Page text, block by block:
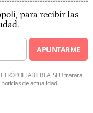
para recibir las
APUNTARME
ABIERTA, SLU tratará
de actualidad.